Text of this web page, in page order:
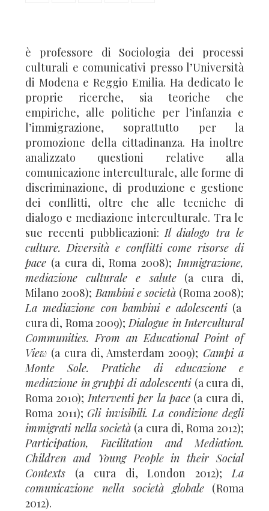
è professore di Sociologia dei processi
culturali e comunicativi presso l’Università
di Modena e Reggio Emilia. Ha dedicato le
proprie ricerche, sia teoriche che
empiriche, alle politiche per l’infanzia e
l’immigrazione, soprattutto per la
promozione della cittadinanza. Ha inoltre
analizzato questioni relative alla
comunicazione interculturale, alle forme di
discriminazione, di produzione e gestione
dei conflitti, oltre che alle tecniche di
dialogo e mediazione interculturale. Tra le
sue recenti pubblicazioni:Il dialogo tra le
culture. Diversità e conflitti come risorse di
pace (a cura di, Roma 2008); Immigrazione,
mediazione culturale e salute(a cura di,
Milano 2008); Bambini e società (Roma 2008);
La mediazione con bambini e adolescenti(a
cura di, Roma 2009); Dialogue in Intercultural
Communities.From an Educational Point of
View (a cura di, Amsterdam 2009); Campi a
Monte Sole.Pratiche di educazione e
mediazione in gruppi di adolescenti (a cura di,
Roma 2010);Interventi per la pace(a cura di,
Roma 2011); Gli invisibili. La condizione degli
immigrati nella società (a cura di, Roma 2012);
Participation, Facilitation and Mediation.
Children and Young People in their Social
Contexts (a cura di, London 2012);La
comunicazione nella società globale (Roma
2012).